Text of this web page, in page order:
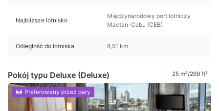
Najbliższe lotnisko
Międzynarodowy port lotniczy
Mactan-Cebu (CEB)
Odległość do lotniska 8,51 km
Pokój typu Deluxe (Deluxe) 25 m²/269 ft²
Preferowany przez pary